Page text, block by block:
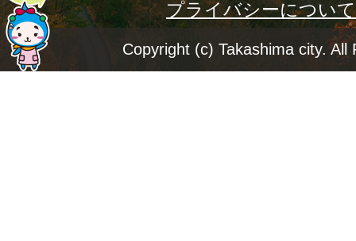
ー
ジ
プライバシーについて
Copyright (c) Takashima city. All